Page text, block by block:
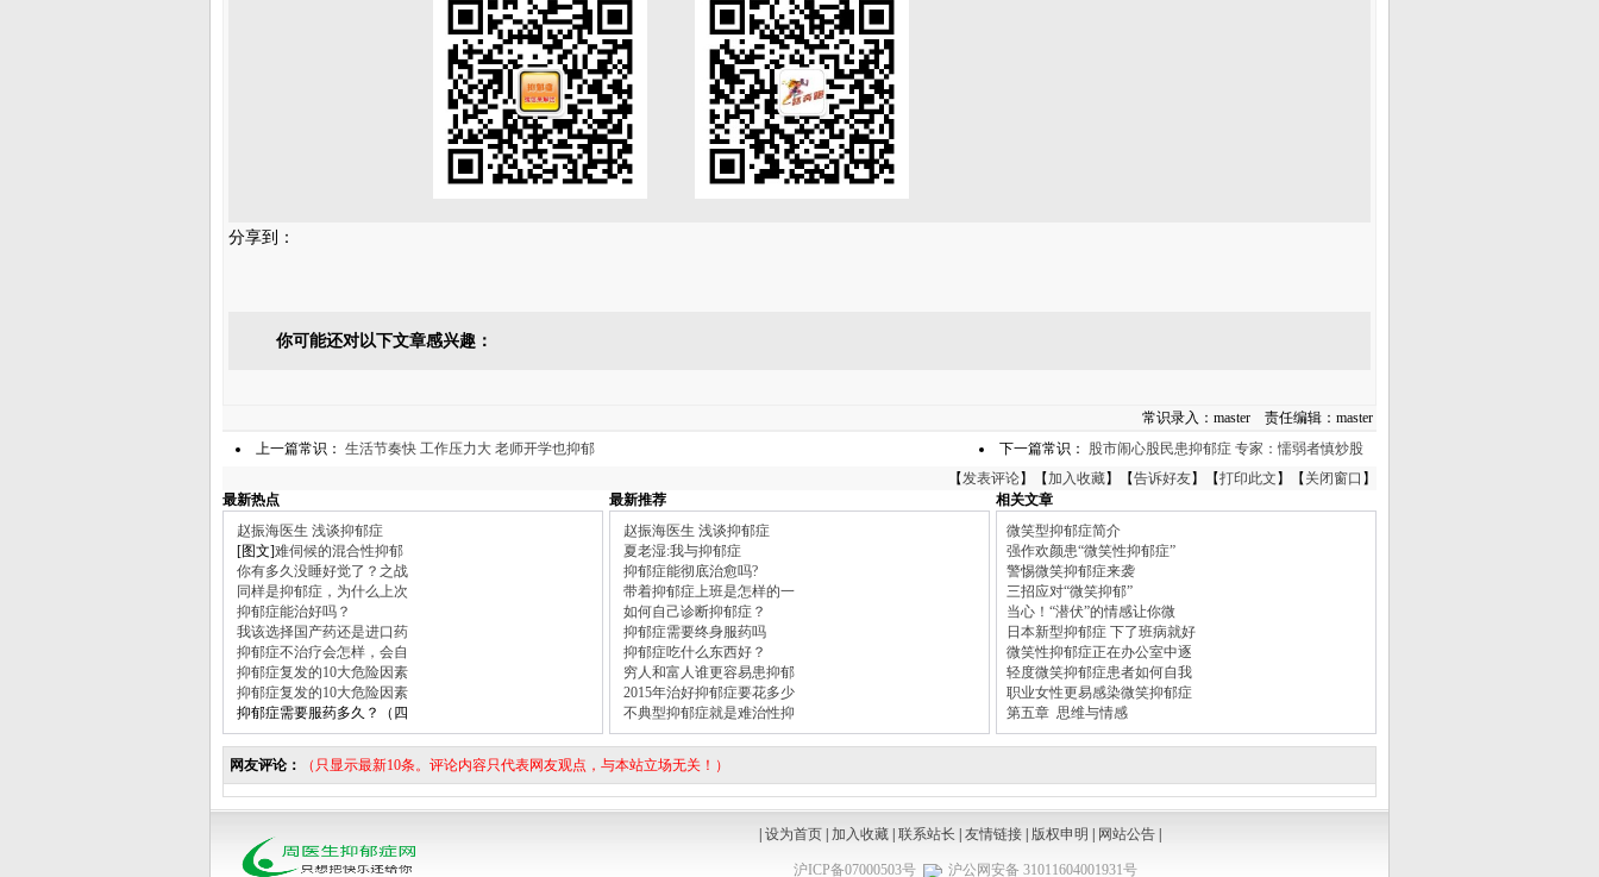
分享到：
你可能还对以下文章感兴趣：
常识录入：master 责任编辑：master
上一篇常识： 生活节奏快 工作压力大 老师开学也抑郁 下一篇常识： 股市闹心股民患抑郁症 专家：懦弱者慎炒股
【发表评论】【加入收藏】【告诉好友】【打印此文 】【 关闭窗口 】
最新热点
最新推荐
相关文章
赵振海医生 浅谈抑郁症
[图文]难伺候的混合性抑郁
你有多久没睡好觉了？之战
同样是抑郁症，为什么上次
抑郁症能治好吗？
我该选择国产药还是进口药
抑郁症不治疗会怎样，会自
抑郁症复发的10大危险因素
抑郁症复发的10大危险因素
抑郁症需要服药多久？（四
赵振海医生 浅谈抑郁症
夏老湿:我与抑郁症
抑郁症能彻底治愈吗?
带着抑郁症上班是怎样的一
如何自己诊断抑郁症？
抑郁症需要终身服药吗
抑郁症吃什么东西好？
穷人和富人谁更容易患抑郁
2015年治好抑郁症要花多少
不典型抑郁症就是难治性抑
微笑型抑郁症简介
强作欢颜患“微笑性抑郁症”
警惕微笑抑郁症来袭
三招应对“微笑抑郁”
当心！“潜伏”的情感让你微
日本新型抑郁症 下了班病就好
微笑性抑郁症正在办公室中逐
轻度微笑抑郁症患者如何自我
职业女性更易感染微笑抑郁症
第五章 思维与情感
网友评论： （只显示最新10条。评论内容只代表网友观点，与本站立场无关！）
设为首页 加入收藏 联系站长 友情链接 版权申明 网站公告
沪公网安备 31011604001931号
沪ICP备07000503号